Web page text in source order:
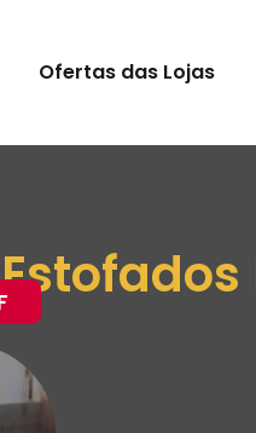
Ofertas das Lojas